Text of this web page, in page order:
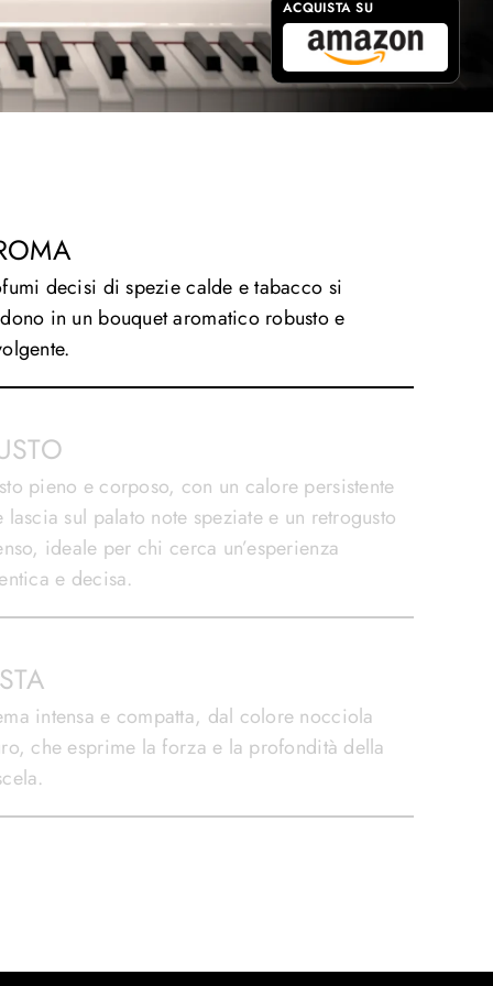
ACQUISTA SU
decisi di spezie calde e tabacco si
in un bouquet aromatico robusto e
pieno e corposo, con un calore persistente
lascia sul palato note speziate e un retrogusto
ideale per chi cerca un’esperienza
e decisa.
intensa e compatta, dal colore nocciola
che esprime la forza e la profondità della